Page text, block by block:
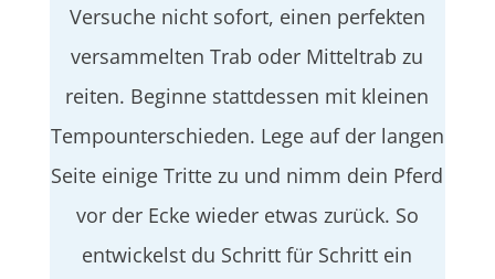
Versuche nicht sofort, einen perfekten
versammelten Trab oder Mitteltrab zu
reiten. Beginne stattdessen mit kleinen
Tempounterschieden. Lege auf der langen
Seite einige Tritte zu und nimm dein Pferd
vor der Ecke wieder etwas zurück. So
entwickelst du Schritt für Schritt ein